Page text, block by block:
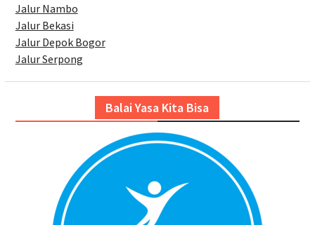
Jalur Nambo
Jalur Bekasi
Jalur Depok Bogor
Jalur Serpong
Balai Yasa Kita Bisa